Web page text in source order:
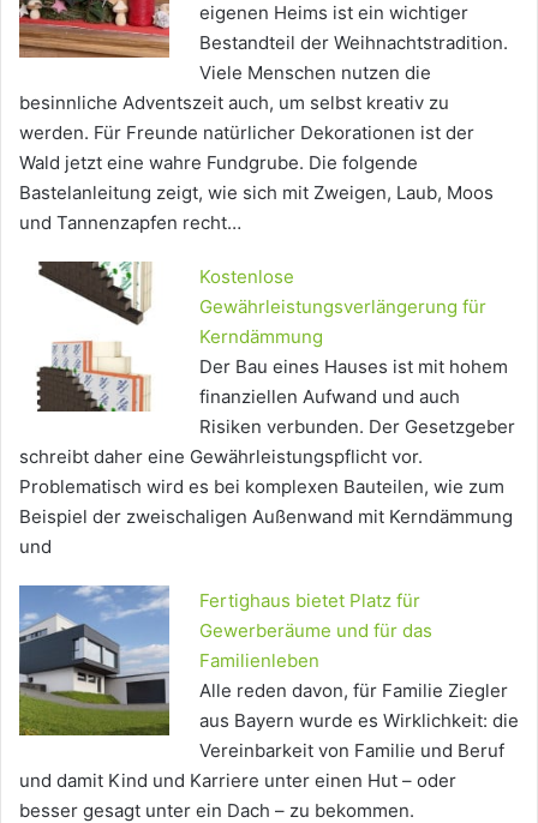
eigenen Heims ist ein wichtiger
Bestandteil der Weihnachtstradition.
Viele Menschen nutzen die
besinnliche Adventszeit auch, um selbst kreativ zu
werden. Für Freunde natürlicher Dekorationen ist der
Wald jetzt eine wahre Fundgrube. Die folgende
Bastelanleitung zeigt, wie sich mit Zweigen, Laub, Moos
und Tannenzapfen recht…
Kostenlose
Gewährleistungsverlängerung für
Kerndämmung
Der Bau eines Hauses ist mit hohem
finanziellen Aufwand und auch
Risiken verbunden. Der Gesetzgeber
schreibt daher eine Gewährleistungspflicht vor.
Problematisch wird es bei komplexen Bauteilen, wie zum
Beispiel der zweischaligen Außenwand mit Kerndämmung
und
Fertighaus bietet Platz für
Gewerberäume und für das
Familienleben
Alle reden davon, für Familie Ziegler
aus Bayern wurde es Wirklichkeit: die
Vereinbarkeit von Familie und Beruf
und damit Kind und Karriere unter einen Hut – oder
besser gesagt unter ein Dach – zu bekommen.